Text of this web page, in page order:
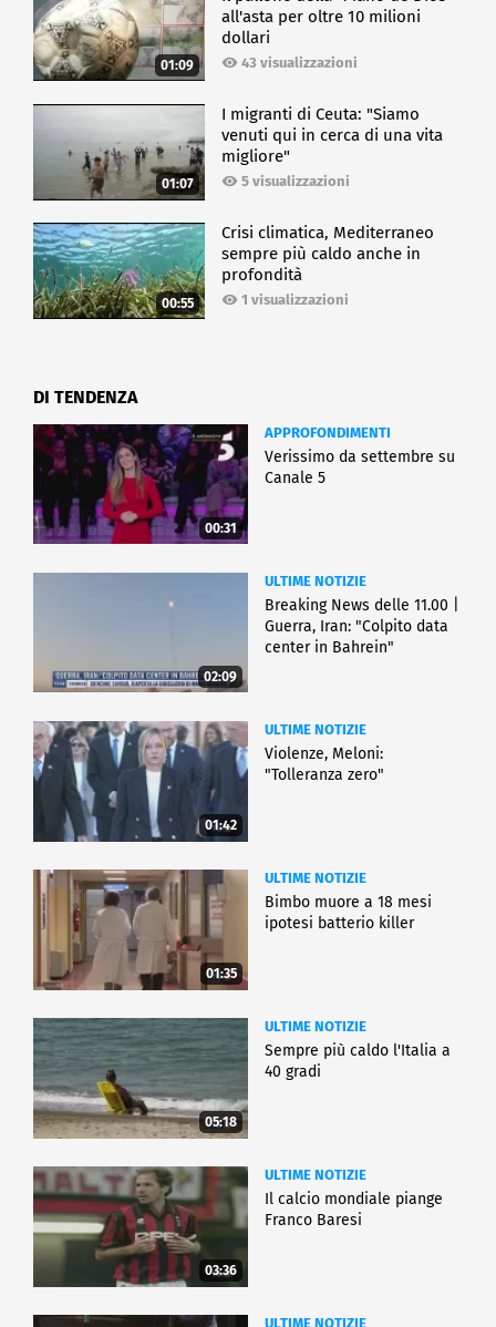
01:09
all'asta per oltre 10 milioni
dollari
43 visualizzazioni
01:07
I migranti di Ceuta: "Siamo
venuti qui in cerca di una vita
migliore"
5 visualizzazioni
00:55
Crisi climatica, Mediterraneo
sempre più caldo anche in
profondità
1 visualizzazioni
DI TENDENZA
00:31
APPROFONDIMENTI
Verissimo da settembre su
Canale 5
02:09
ULTIME NOTIZIE
Breaking News delle 11.00 |
Guerra, Iran: "Colpito data
center in Bahrein"
01:42
ULTIME NOTIZIE
Violenze, Meloni:
"Tolleranza zero"
01:35
ULTIME NOTIZIE
Bimbo muore a 18 mesi
ipotesi batterio killer
05:18
ULTIME NOTIZIE
Sempre più caldo l'Italia a
40 gradi
03:36
ULTIME NOTIZIE
Il calcio mondiale piange
Franco Baresi
ULTIME NOTIZIE